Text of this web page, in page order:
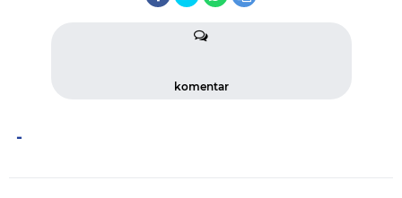
komentar
-